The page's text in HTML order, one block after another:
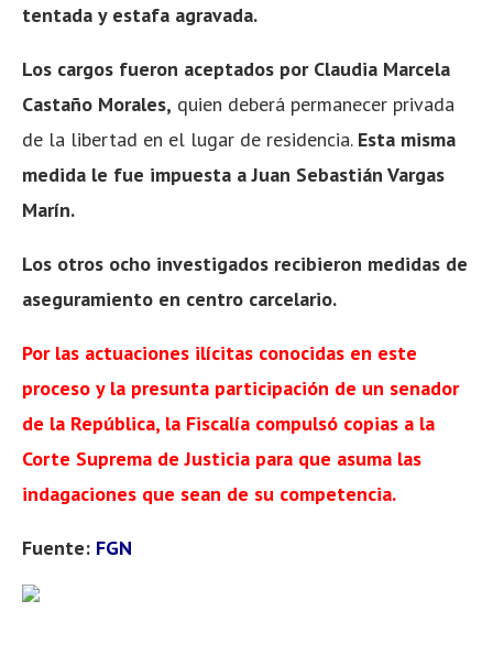
tentada y estafa agravada.
Los cargos fueron aceptados por Claudia Marcela
Castaño Morales, quien deberá permanecer privada
de la libertad en el lugar de residencia. Esta misma
medida le fue impuesta a Juan Sebastián Vargas
Marín.
Los otros ocho investigados recibieron medidas de
aseguramiento en centro carcelario.
Por las actuaciones ilícitas conocidas en este
proceso y la presunta participación de un senador
de la República, la Fiscalía compulsó copias a la
Corte Suprema de Justicia para que asuma las
indagaciones que sean de su competencia.
Fuente: FGN